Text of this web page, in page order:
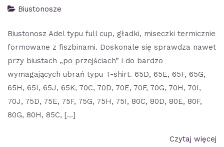
Biustonosze
Biustonosz Adel typu full cup, gładki, miseczki termicznie
formowane z fiszbinami. Doskonale się sprawdza nawet
przy biustach „po przejściach” i do bardzo
wymagających ubrań typu T-shirt. 65D, 65E, 65F, 65G,
65H, 65I, 65J, 65K, 70C, 70D, 70E, 70F, 70G, 70H, 70I,
70J, 75D, 75E, 75F, 75G, 75H, 75I, 80C, 80D, 80E, 80F,
80G, 80H, 85C, […]
Czytaj więcej